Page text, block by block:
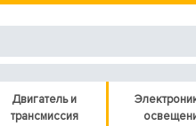
Двигатель и
трансмиссия